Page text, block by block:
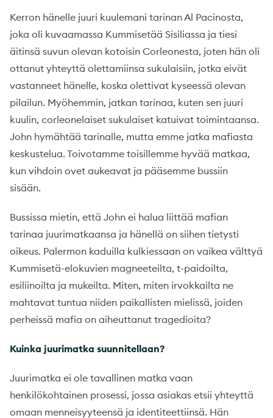
Kerron hänelle juuri kuulemani tarinan Al Pacinosta,
joka oli kuvaamassa Kummisetää Sisiliassa ja tiesi
äitinsä suvun olevan kotoisin Corleonesta, joten hän oli
ottanut yhteyttä olettamiinsa sukulaisiin, jotka eivät
vastanneet hänelle, koska olettivat kyseessä olevan
pilailun. Myöhemmin, jatkan tarinaa, kuten sen juuri
kuulin, corleonelaiset sukulaiset katuivat toimintaansa.
John hymähtää tarinalle, mutta emme jatka mafiasta
keskustelua. Toivotamme toisillemme hyvää matkaa,
kun vihdoin ovet aukeavat ja pääsemme bussiin
sisään.
Bussissa mietin, että John ei halua liittää mafian
tarinaa juurimatkaansa ja hänellä on siihen tietysti
oikeus. Palermon kaduilla kulkiessaan on vaikea välttyä
Kummisetä-elokuvien magneeteilta, t-paidoilta,
esiliinoilta ja mukeilta. Miten, miten irvokkailta ne
mahtavat tuntua niiden paikallisten mielissä, joiden
perheissä mafia on aiheuttanut tragedioita?
Kuinka juurimatka suunnitellaan?
Juurimatka ei ole tavallinen matka vaan
henkilökohtainen prosessi, jossa asiakas etsii yhteyttä
omaan menneisyyteensä ja identiteettiinsä. Hän